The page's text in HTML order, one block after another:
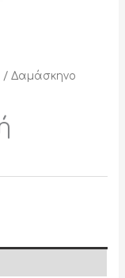
/ Δαμάσκηνο